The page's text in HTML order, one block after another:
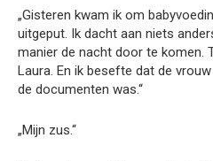
„Gisteren kwam ik om
uitgeput. Ik dacht aan niets
manier de nacht door te komen.
Laura. En ik besefte dat de
de documenten was.“
„Mijn zus.“